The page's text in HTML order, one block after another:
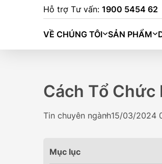
Hỗ trợ Tư vấn: 1900 5454 62
VỀ CHÚNG TÔI SẢN PHẨM
Cách Tổ Chức
Tin chuyên ngành15/03/2024
Mục lục